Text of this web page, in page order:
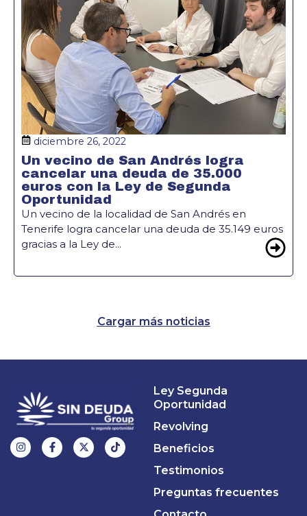
diciembre 26, 2022
Un vecino de San Andrés logra
cancelar una deuda de 35.000
euros con la Ley de Segunda
Oportunidad
Un vecino de la localidad de San Andrés en
Tenerife logra cancelar una deuda de 35.149 euros
gracias a la Ley de...
Cargar más noticias
Ley Segunda
Oportunidad
Revolving
Beneficios
Testimonios
Preguntas frecuentes